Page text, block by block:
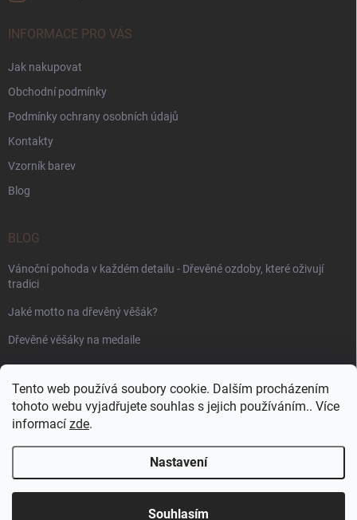
Tento web používá soubory cookie. Dalším procházením
tohoto webu vyjadřujete souhlas s jejich používáním.. Více
informací zde.
Nastavení
Souhlasím
INFORMACE PRO VÁS
Jak nakupovat
Obchodní podmínky
Podmínky ochrany osobních údajů
Kontakty
Vzorník barev
Blog
BLOG
Vánoční pohoda v každém detailu - Dřevěné ozdoby, které oživují
tradici
Jaké motto na dřevěný věšák?
Dřevěné věšáky na medaile
PŘIJÍMÁME ONLINE PLATBY
WoodenPuzzle.cz . Všechna práva vyhrazena.